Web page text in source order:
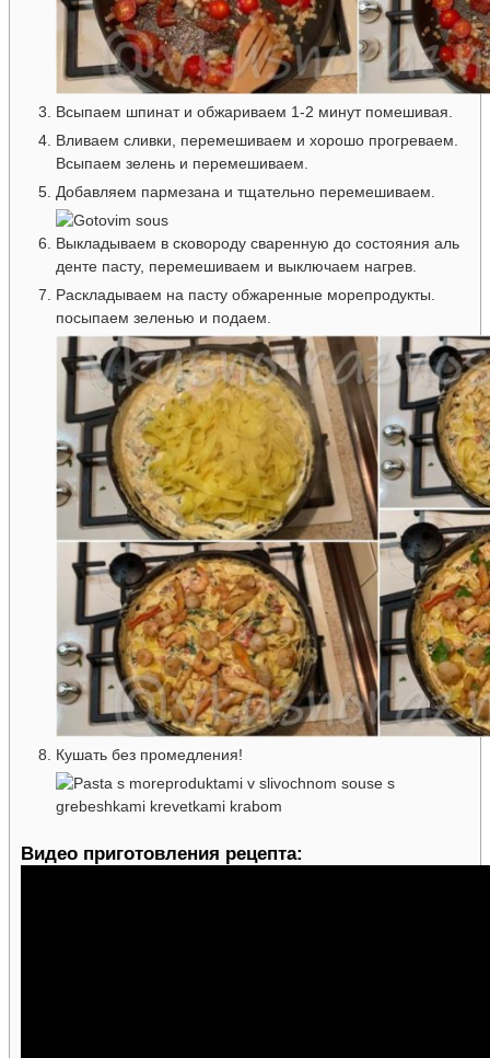
Всыпаем шпинат и обжариваем 1-2 минут помешивая.
Вливаем сливки, перемешиваем и хорошо прогреваем.
Всыпаем зелень и перемешиваем.
Добавляем пармезана и тщательно перемешиваем.
Выкладываем в сковороду сваренную до состояния аль
денте пасту, перемешиваем и выключаем нагрев.
Раскладываем на пасту обжаренные морепродукты.
посыпаем зеленью и подаем.
Кушать без промедления!
Видео приготовления рецепта: